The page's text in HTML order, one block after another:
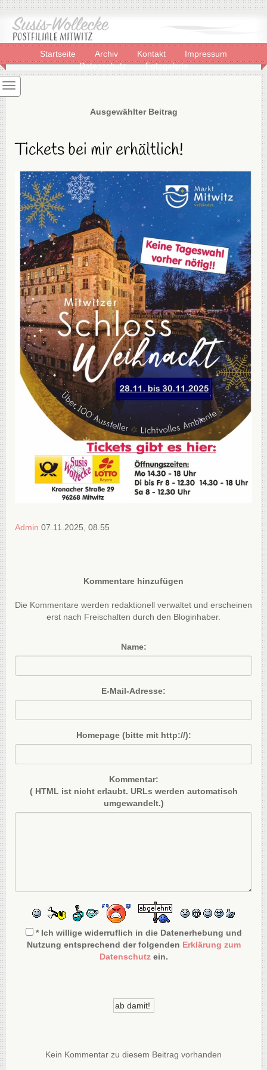
Startseite Archiv Kontakt
Impressum
Datenschutz
Fotogalerie
Ausgewählter Beitrag
Tickets bei mir erhältlich!
Admin 07.11.2025, 08.55
Kommentare hinzufügen
Die Kommentare werden redaktionell verwaltet und erscheinen
erst nach Freischalten durch den Bloginhaber.
Name:
E-Mail-Adresse:
Homepage (bitte mit http://):
Kommentar:
( HTML ist nichterlaubt. URLs werden automatisch
umgewandelt.)
* Ich willige widerruflich in die Datenerhebung und
Nutzung entsprechend der folgenden Erklärung zum
Datenschutzein.
Kein Kommentar zu diesem Beitrag vorhanden